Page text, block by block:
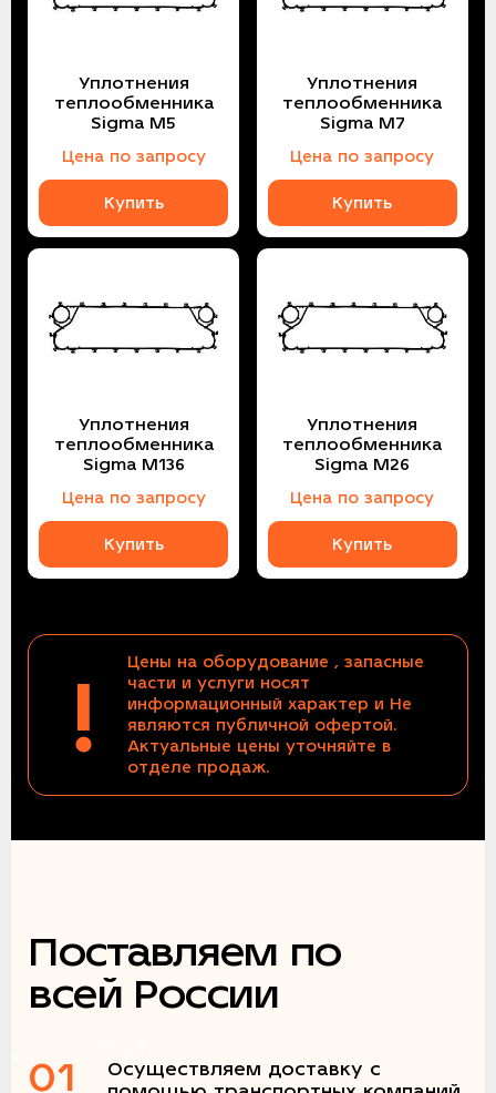
Уплотнения
теплообменника
Sigma M5
Цена по запросу
Купить
Уплотнения
теплообменника
Sigma M7
Цена по запросу
Купить
Уплотнения
теплообменника
Sigma M136
Цена по запросу
Купить
Уплотнения
теплообменника
Sigma M26
Цена по запросу
Купить
!
Цены на оборудование , запасные
части и услуги носят
информационный характер и Не
являются публичной офертой.
Актуальные цены уточняйте в
отделе продаж.
Поставляем по
всей России
01
Осуществляем доставку с